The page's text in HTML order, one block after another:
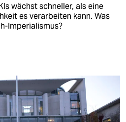
wächst schneller, als eine
es verarbeiten kann. Was
Imperialismus?